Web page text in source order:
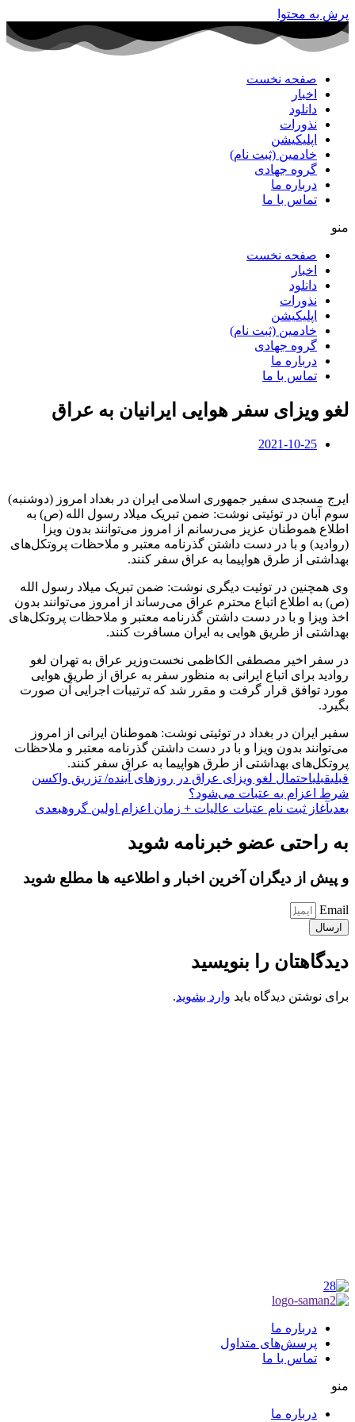
پرش به محتوا
صفحه نخست
اخبار
دانلود
نذورات
اپلیکیشن
خادمین (ثبت نام)
گروه جهادی
درباره ما
تماس با ما
منو
صفحه نخست
اخبار
دانلود
نذورات
اپلیکیشن
خادمین (ثبت نام)
گروه جهادی
درباره ما
تماس با ما
لغو ویزای سفر هوایی ایرانیان به عراق
2021-10-25
ایرج مسجدی سفیر جمهوری اسلامی ایران در بغداد امروز (دوشنبه)
سوم آبان در توئیتی نوشت: ضمن تبریک میلاد رسول الله (ص) به
اطلاع هموطنان عزیز می‌رسانم از امروز می‌توانند بدون ویزا
(روادید) و با در دست داشتن گذرنامه معتبر و ملاحظات پروتکل‌های
بهداشتی از طرق هواپیما به عراق سفر کنند.
وی همچنین در توئیت دیگری نوشت: ضمن تبریک میلاد رسول الله
(ص) به اطلاع اتباع محترم عراق می‌رساند از امروز می‌توانند بدون
اخذ ویزا و با در دست داشتن گذرنامه معتبر و ملاحظات پروتکل‌های
بهداشتی از طریق هوایی به ایران مسافرت کنند.
در سفر اخیر مصطفی الکاظمی نخست‌وزیر عراق به تهران لغو
روادید برای اتباع ایرانی به منظور سفر به عراق از طریق هوایی
مورد توافق قرار گرفت و مقرر شد که ترتیبات اجرایی آن صورت
بگیرد.
سفیر ایران در بغداد در توئیتی نوشت: هموطنان ایرانی از امروز
می‌توانند بدون ویزا و با در دست داشتن گذرنامه معتبر و ملاحظات
پروتکل‌های بهداشتی از طرق هواپیما به عراق سفر کنند.
قبلیقبلیاحتمال لغو ویزای عراق در روزهای آینده/ تزریق واکسن
شرط اعزام به عتبات می‌شود؟
بعدیآغاز ثبت نام عتبات عالیات + زمان اعزام اولین گروهبعدی
به راحتی عضو خبرنامه شوید
و پیش از دیگران آخرین اخبار و اطلاعیه ها مطلع شوید
Email
ارسال
دیدگاهتان را بنویسید
برای نوشتن دیدگاه باید وارد بشوید.
درباره ما
پرسش‌های متداول
تماس با ما
منو
درباره ما